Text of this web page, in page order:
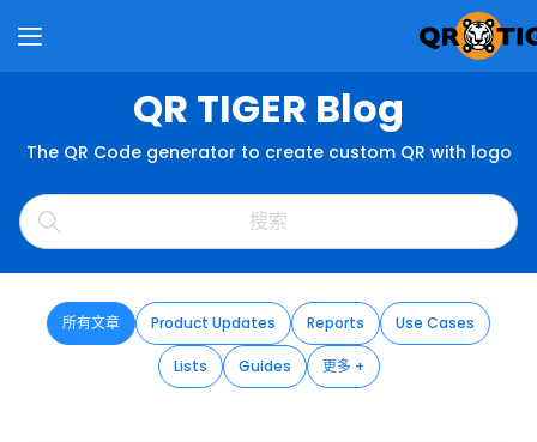
QR TIGER Blog
The QR Code generator to create custom QR with logo
所有文章 Product Updates Reports Use Cases
Lists Guides 更多 +